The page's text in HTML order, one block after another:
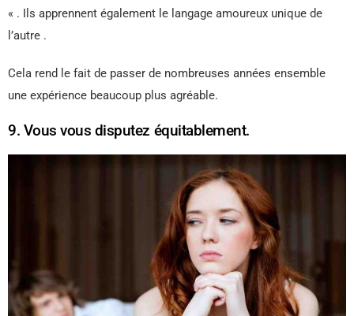
« . Ils apprennent également le langage amoureux unique de
l’autre .
Cela rend le fait de passer de nombreuses années ensemble
une expérience beaucoup plus agréable.
9. Vous vous disputez équitablement.